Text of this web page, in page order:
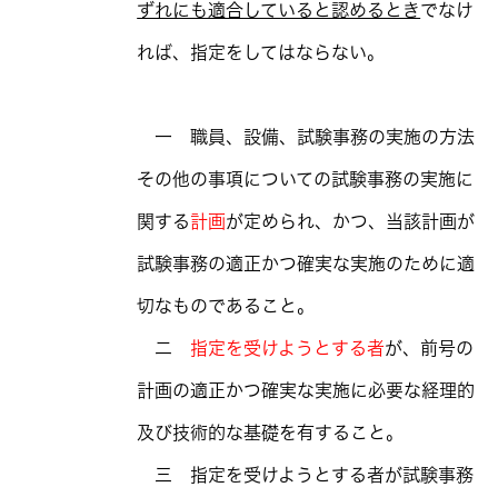
ずれにも適合していると認めるときでなけ
れば、指定をしてはならない。
一 職員、設備、試験事務の実施の方法
その他の事項についての試験事務の実施に
関する計画が定められ、かつ、当該計画が
試験事務の適正かつ確実な実施のために適
切なものであること。
二 指定を受けようとする者が、前号の
計画の適正かつ確実な実施に必要な経理的
及び技術的な基礎を有すること。
三 指定を受けようとする者が試験事務